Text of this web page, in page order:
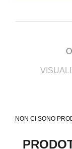
NON CI SONO